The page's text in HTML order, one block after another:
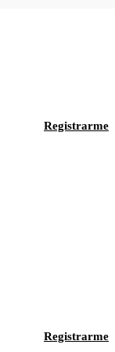
Registrarme
Registrarme